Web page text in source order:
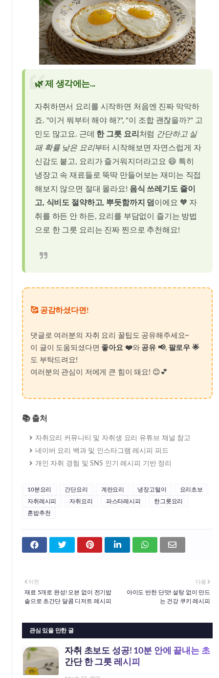
🌿 제 생각에는...
자취하면서 요리를 시작하면 처음엔 진짜 막막하
죠. "이거 뭐부터 해야 해?", "이 조합 괜찮을까?" 고
민도 많고요. 근데 한 그릇 요리 처럼 간단하고 실
패 확률 낮은 요리부터 시작해보면 자연스럽게 자
신감도 붙고, 요리가 즐거워지더라고요 😄 특히
냉장고 속 재료들로 뚝딱 만들어보는 재미는 직접
해보지 않으면 절대 몰라요! 음식 쓰레기도 줄이
고, 식비도 절약하고, 뿌듯함까지 덤이에요 🧡 자
취를 하든 안 하든, 요리를 부담없이 즐기는 방법
으로 한 그릇 요리는 진짜 찐으로 추천해요!
🥰 공감하셨다면!
댓글로 여러분의 자취 요리 꿀팁도 공유해주세요~
이 글이 도움되셨다면 좋아요 ❤️와 공유 📢, 팔로우 🌟
도 부탁드려요!
여러분의 관심이 저에게 큰 힘이 돼요! 😊💕
📚 출처
자취요리 커뮤니티 및 자취생 요리 유튜브 채널 참고
네이버 요리 백과 및 인스타그램 레시피 피드
개인 자취 경험 및 SNS 인기 레시피 기반 정리
10분요리 간단요리 계란요리 냉장고털이
요리초보
자취레시피
자취요리 파스타레시피
한그릇요리
혼밥추천
다음
아이도 반한 단맛! 설탕 없이 만드
는 건강 쿠키 레시피
이전
재료 5개로 완성! 오븐 없이 전기밥
솥으로 초간단 달콤 디저트 레시피
관심 있을 만한 글
자취 초보도 성공! 10분 안에 끝내는 초
간단 한 그릇 레시피